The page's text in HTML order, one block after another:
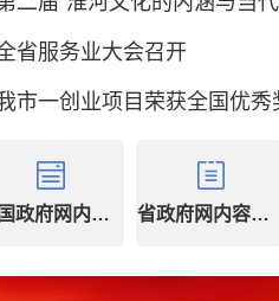
省服务业大会召开
市一创业项目荣获全国优秀
中国政府网内容推荐 省政府网内容推荐